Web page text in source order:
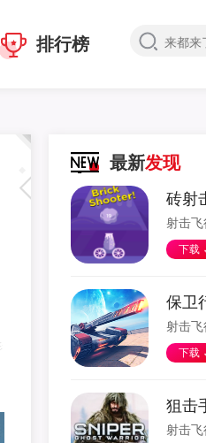
排行榜
最新发现
砖射
射击
下载
保卫
射击
下载
狙击
射击